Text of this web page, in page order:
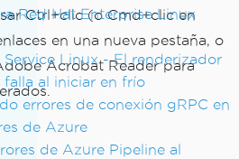
Red Hat Enterprise Linux
Linux - El renderizador
falla al iniciar en frío
errores de conexión gRPC en
de Azure
de Azure Pipeline al
Ctrl+clic (o Cmd+clic en
en una nueva pestaña, o
Acrobat Reader para